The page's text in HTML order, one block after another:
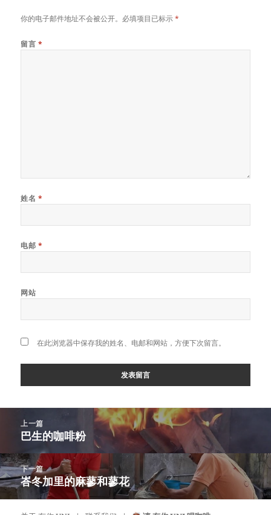
你的电子邮件地址不会被公开。必填项目已标示*
留言 *
姓名 *
电邮 *
网站
在此浏览器中保存我的姓名、电邮和网站，方便下次留言。
navigation
上一篇
上
篇
文
巴生的咖啡粉
下一篇
下
篇
峇冬加里的麻蓼和蓼花